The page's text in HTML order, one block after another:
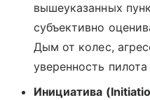
вышеуказанных
субъективно
Дым от колес,
уверенность
Инициатива